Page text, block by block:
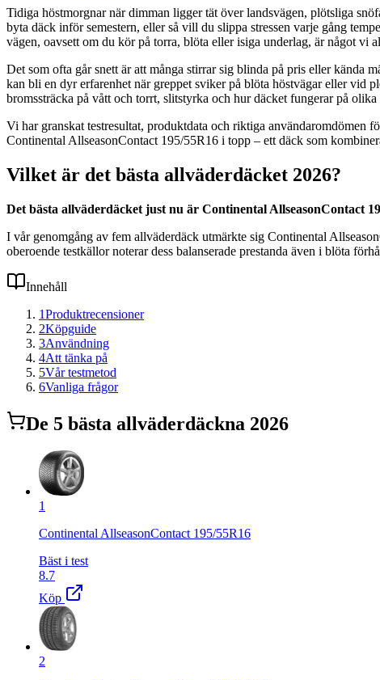
Tidiga höstmorgnar när dimman ligger tät över landsvägen, plötsliga
byta däck inför semestern, eller så vill du slippa stressen varje gång
vägen, oavsett om du kör på torra, blöta eller isiga underlag, är något vi
Det som ofta går snett är att många stirrar sig blinda på pris eller kända
kan bli en dyr erfarenhet när greppet sviker på blöta höstvägar eller vid
bromssträcka på vått och torrt, slitstyrka och hur däcket fungerar på
Vi har granskat testresultat, produktdata och riktiga användaromdömen
Continental AllseasonContact 195/55R16 i topp – ett däck som
Vilket är det bästa allväderdäcket 2026?
Det bästa allväderdäcket just nu är Continental AllseasonContact
I vår genomgång av fem allväderdäck utmärkte sig Continental
oberoende testkällor noterar dess balanserade prestanda även i blöta
Innehåll
1Produktrecensioner
2Köpguide
3Användning
4Att tänka på
5Vår testmetod
6Vanliga frågor
De 5 bästa allväderdäckna 2026
1
Continental AllseasonContact 195/55R16
Bäst i test
8.7
Köp
2